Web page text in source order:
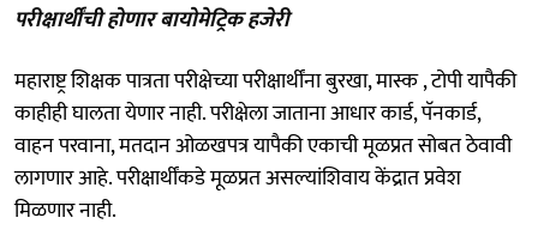
परीक्षार्थींची होणार बायोमेट्रिक हजेरी
महाराष्ट्र शिक्षक पात्रता परीक्षेच्या परीक्षार्थींना बुरखा, मास्क , टोपी यापैकी
काहीही घालता येणार नाही. परीक्षेला जाताना आधार कार्ड, पॅनकार्ड,
वाहन परवाना, मतदान ओळखपत्र यापैकी एकाची मूळप्रत सोबत ठेवावी
लागणार आहे. परीक्षार्थींकडे मूळप्रत असल्यांशिवाय केंद्रात प्रवेश
मिळणार नाही.